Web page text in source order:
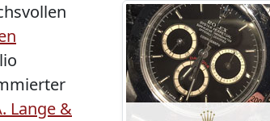
Lange &